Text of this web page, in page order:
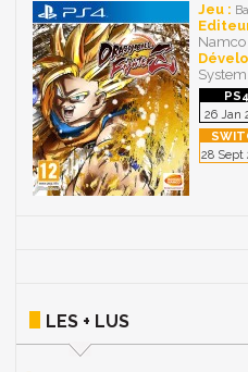
Jeu :
26 Jan
28 Sept
LES + LUS